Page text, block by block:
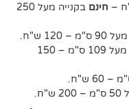
בקנייה מעל 250
מעל 109 ס"מ – 150